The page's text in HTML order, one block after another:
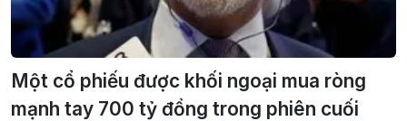
Một cổ phiếu được khối ngoại mua ròng
mạnh tay 700 tỷ đồng trong phiên cuối